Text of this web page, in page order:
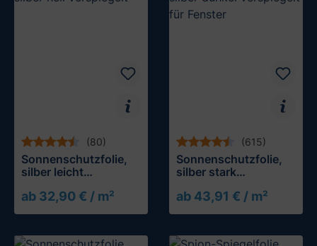
(80)
Sonnenschutzfolie,
silber leicht
ab 32,90 € / m²
(615)
Sonnenschutzfolie,
silber stark
ab 43,91 € / m²